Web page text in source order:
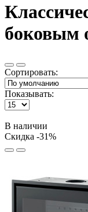
боковым
Сортировать:
Показывать:
В наличии
Скидка -31%